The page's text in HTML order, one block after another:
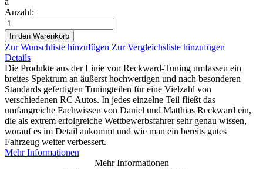
Anzahl:
In den Warenkorb
Zur Wunschliste hinzufügen Zur Vergleichsliste hinzufügen
Details
Die Produkte aus der Linie von Reckward-Tuning umfassen ein
breites Spektrum an äußerst hochwertigen und nach besonderen
Standards gefertigten Tuningteilen für eine Vielzahl von
verschiedenen RC Autos. In jedes einzelne Teil fließt das
umfangreiche Fachwissen von Daniel und Matthias Reckward ein,
die als extrem erfolgreiche Wettbewerbsfahrer sehr genau wissen,
worauf es im Detail ankommt und wie man ein bereits gutes
Fahrzeug weiter verbessert.
Mehr Informationen
Mehr Informationen